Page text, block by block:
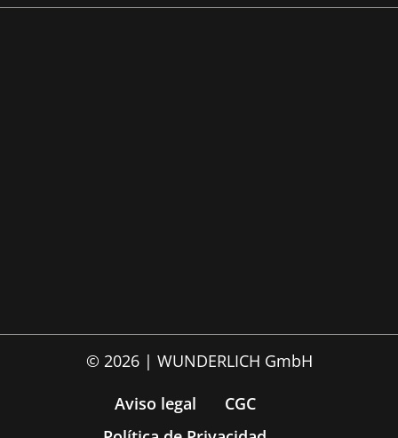
© 2026 | WUNDERLICH GmbH
Aviso legal
CGC